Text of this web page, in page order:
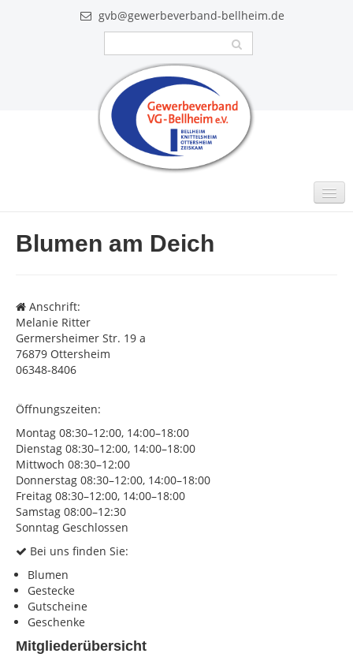
gvb@gewerbeverband-bellheim.de
MITGLIEDER
VIDEO
AKTUELLES
Impressum
Datenschutz
Blumen am Deich
Anschrift:
Melanie Ritter
Germersheimer Str. 19 a
76879 Ottersheim
06348-8406
Öffnungszeiten:
Montag 08:30–12:00, 14:00–18:00
Dienstag 08:30–12:00, 14:00–18:00
Mittwoch 08:30–12:00
Donnerstag 08:30–12:00, 14:00–18:00
Freitag 08:30–12:00, 14:00–18:00
Samstag 08:00–12:30
Sonntag Geschlossen
Bei uns finden Sie:
Blumen
Gestecke
Gutscheine
Geschenke
Mitgliederübersicht